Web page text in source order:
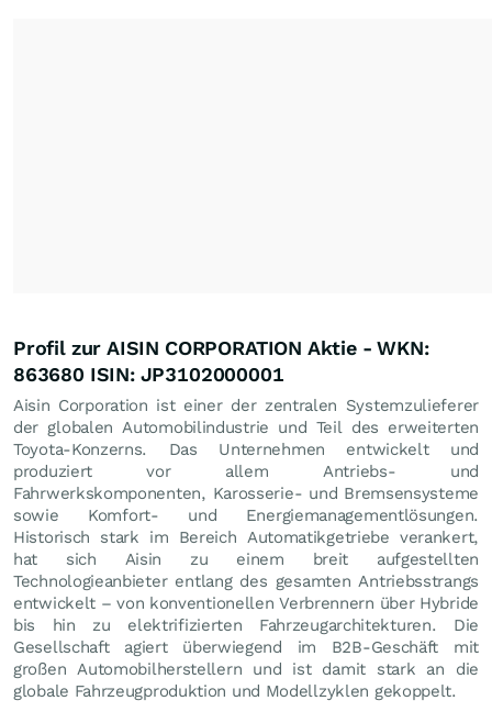
Profil zur AISIN CORPORATION Aktie - WKN:
863680 ISIN: JP3102000001
Aisin Corporation ist einer der zentralen Systemzulieferer
der globalen Automobilindustrie und Teil des erweiterten
Toyota-Konzerns. Das Unternehmen entwickelt und
produziert vor allem Antriebs- und
Fahrwerkskomponenten, Karosserie- und Bremsensysteme
sowie Komfort- und Energiemanagementlösungen.
Historisch stark im Bereich Automatikgetriebe verankert,
hat sich Aisin zu einem breit aufgestellten
Technologieanbieter entlang des gesamten Antriebsstrangs
entwickelt – von konventionellen Verbrennern über Hybride
bis hin zu elektrifizierten Fahrzeugarchitekturen. Die
Gesellschaft agiert überwiegend im B2B-Geschäft mit
großen Automobilherstellern und ist damit stark an die
globale Fahrzeugproduktion und Modellzyklen gekoppelt.